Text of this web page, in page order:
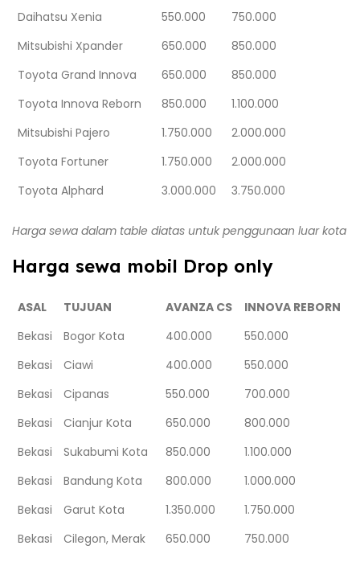
Daihatsu Xenia
550.000
750.000
Mitsubishi Xpander
650.000
850.000
Toyota Grand Innova
650.000
850.000
Toyota Innova Reborn
850.000
1.100.000
Mitsubishi Pajero
1.750.000
2.000.000
Toyota Fortuner
1.750.000
2.000.000
Toyota Alphard
3.000.000 3.750.000
Harga sewa dalam table diatas untuk penggunaan luar kota
Harga sewa mobil Drop only
ASAL TUJUAN AVANZA CS
INNOVA REBORN
Bekasi
Bogor Kota 400.000
550.000
Bekasi
Ciawi 400.000
550.000
Bekasi
Cipanas 550.000
700.000
Bekasi
Cianjur Kota 650.000
800.000
Bekasi
Sukabumi Kota 850.000
1.100.000
Bekasi
Bandung Kota 800.000
1.000.000
Bekasi
Garut Kota 1.350.000
1.750.000
Bekasi
Cilegon, Merak 650.000
750.000